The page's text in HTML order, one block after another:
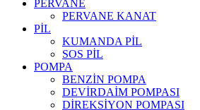
PERVANE
PERVANE KANAT
PİL
KUMANDA PİL
SOS PİL
POMPA
BENZİN POMPA
DEVİRDAİM POMPASI
DİREKSİYON POMPASI